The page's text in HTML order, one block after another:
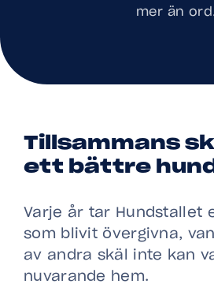
mer än
Tillsammans
ett bättre
Varje år tar Hundstallet
som blivit övergivna,
av andra skäl inte kan
nuvarande hem.